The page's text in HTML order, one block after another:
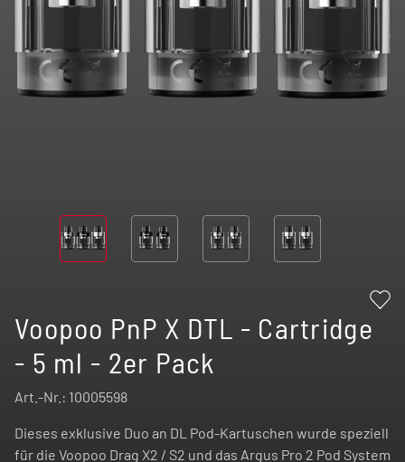
Voopoo PnP X DTL - Cartridge
- 5 ml - 2er Pack
Art.-Nr.: 10005598
Dieses exklusive Duo an DL Pod-Kartuschen wurde speziell
für die Voopoo Drag X2 / S2 und das Argus Pro 2 Pod System